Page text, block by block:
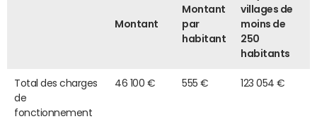
Montant
Montant
par
habitant
villages de
moins de
250
habitants
Total des charges
de
fonctionnement
46 100 € 555 € 123 054 €